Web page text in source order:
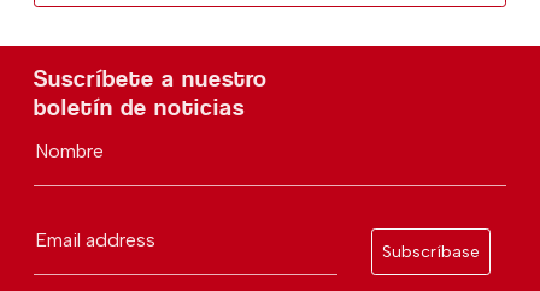
Suscríbete a nuestro
boletín de noticias
Nombre
Email address
Subscríbase